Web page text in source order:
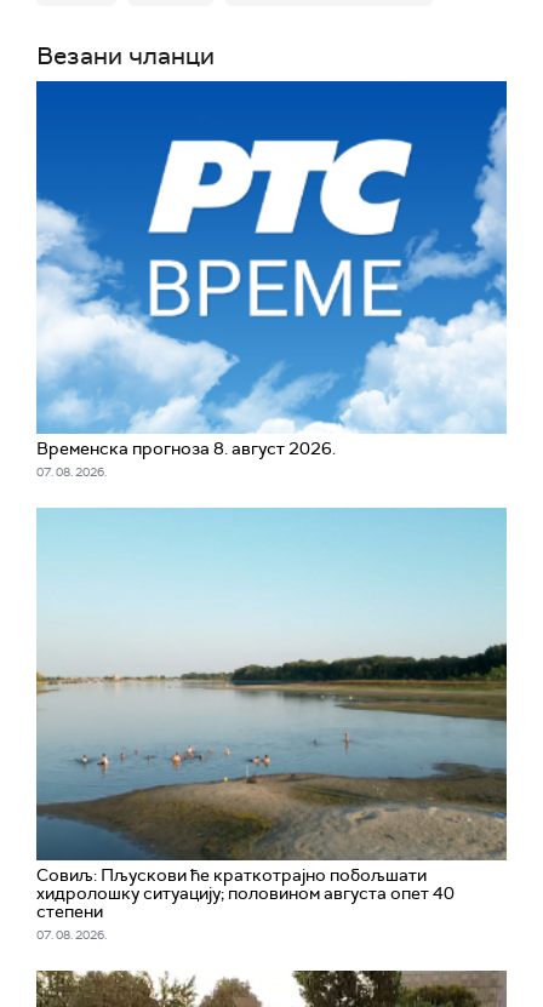
Везани чланци
Временска прогноза 8. август 2026.
07. 08. 2026.
Совиљ: Пљускови ће краткотрајно побољшати
хидролошку ситуацију; половином августа опет 40
степени
07. 08. 2026.